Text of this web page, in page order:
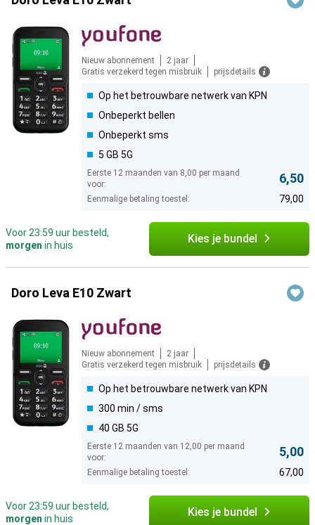
Nieuw abonnement
2 jaar
Gratis verzekerd tegen misbruik
prijsdetails
Op het betrouwbare netwerk van KPN
Onbeperkt bellen
Onbeperkt sms
5 GB 5G
Eerste 12 maanden van 8,00 per maand
voor:
6,50
Eenmalige betaling toestel: 79,00
Voor 23:59 uur besteld,
morgen in huis Kies je bundel
Doro Leva E10 Zwart
Nieuw abonnement
2 jaar
Gratis verzekerd tegen misbruik
prijsdetails
Op het betrouwbare netwerk van KPN
300 min / sms
40 GB 5G
Eerste 12 maanden van 12,00 per maand
voor:
5,00
Eenmalige betaling toestel: 67,00
Voor 23:59 uur besteld,
morgen in huis Kies je bundel